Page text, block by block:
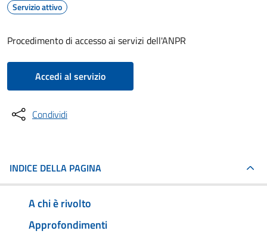
Servizio attivo
Procedimento di accesso ai servizi dell'ANPR
Accedi al servizio
Condividi
INDICE DELLA PAGINA
A chi è rivolto
Approfondimenti